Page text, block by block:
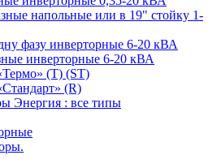
напольные или в 19" стойку 1-
фазу инверторные 6-20 кВА
инверторные 6-20 кВА
(T) (ST)
(R)
Энергия : все типы